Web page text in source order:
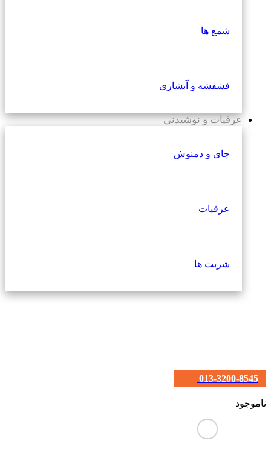
شمع ها
فشفشه و آبشاری
عرقیات و نوشیدنی
چای و دمنوش
عرقیات
شربت ها
013-3200-8545
ناموجود